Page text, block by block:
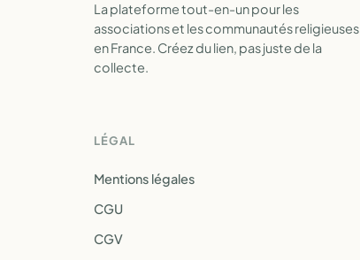
La plateforme tout-en-un pour les
associations et les communautés religieuses
en France. Créez du lien, pas juste de la
collecte.
LÉGAL
Mentions légales
CGU
CGV